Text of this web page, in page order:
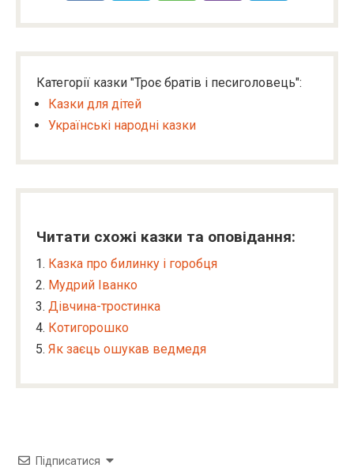
Категорії казки "Троє братів і песиголовець":
Казки для дітей
Українські народні казки
Читати схожі казки та оповідання:
Казка про билинку і горобця
Мудрий Іванко
Дівчина-тростинка
Котигорошко
Як заєць ошукав ведмедя
Підписатися